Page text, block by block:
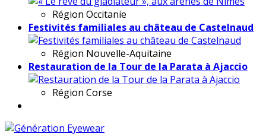
Région Occitanie
Festivités familiales au château de Castelnaud
Région Nouvelle-Aquitaine
Restauration de la Tour de la Parata à Ajaccio
Région Corse